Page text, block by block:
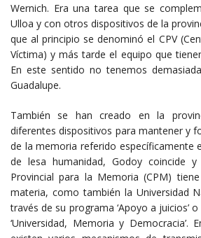
Wernich. Era una tarea que se
Ulloa y con otros dispositivos de la
que al principio se denominó el CPV
Víctima) y más tarde el equipo que
En este sentido no tenemos
Guadalupe.
También se han creado en la
diferentes dispositivos para mantener y
de la memoria referido específicamente
de lesa humanidad, Godoy coincide y
Provincial para la Memoria (CPM)
materia, como también la Universidad
través de su programa ‘Apoyo a juicios’
‘Universidad, Memoria y Democracia’.